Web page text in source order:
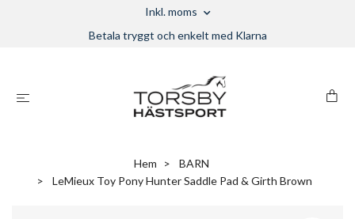
Inkl. moms
Betala tryggt och enkelt med Klarna
Hem
BARN
LeMieux Toy Pony Hunter Saddle Pad & Girth Brown